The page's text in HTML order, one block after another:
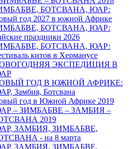
БОТСВАНА, ЮАР:
год 2027 в южной Африке
БОТСВАНА, ЮАР:
праздники 2026
БОТСВАНА, ЮАР:
китов в Херманусе
ЭКСПЕДИЦИЯ В
ГОД В ЮЖНОЙ АФРИКЕ:
Замбия, Ботсвана
год в Южной Африке 2019
– ЗИМБАБВЕ – ЗАМБИЯ –
2019
ЗАМБИЯ, ЗИМБАБВЕ,
- на 8 марта
ЗАМБИЯ, ЗИМБАБВЕ,